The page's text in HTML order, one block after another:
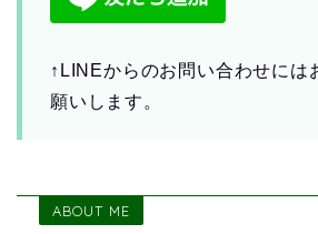
↑LINEからのお問い合わせには
願いします。
ABOUT ME